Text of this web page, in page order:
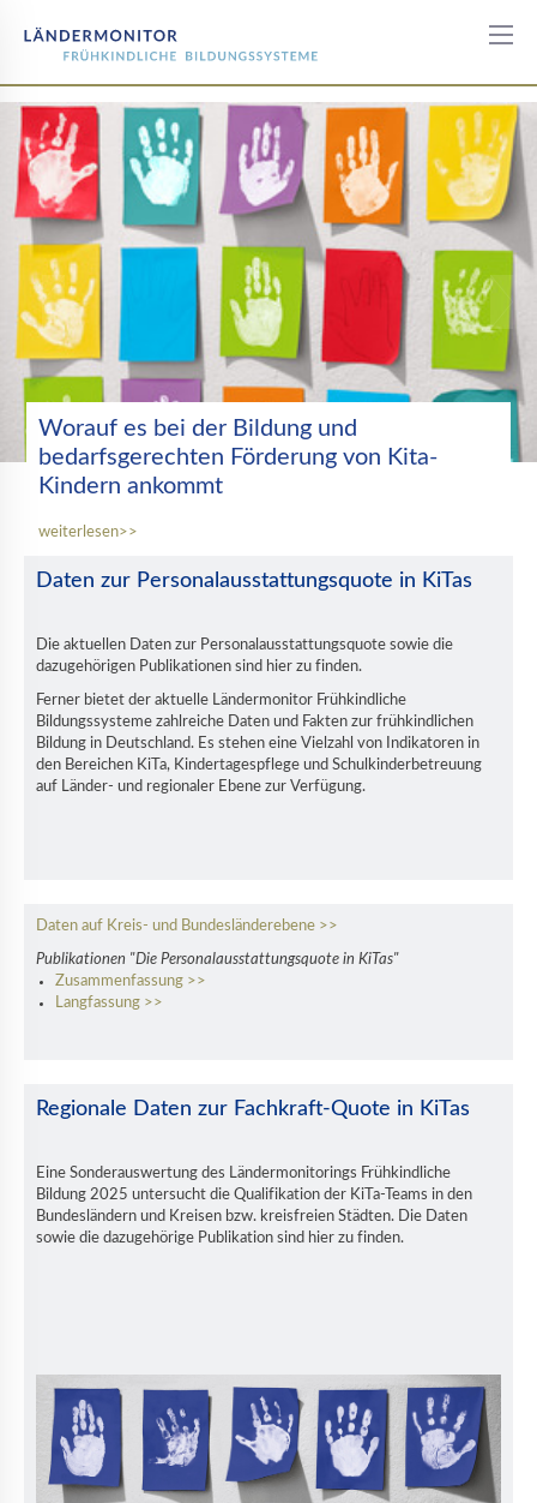
Startseite
Worauf es bei der Bildung und
bedarfsgerechten Förderung von Kita-
Kindern ankommt
weiterlesen
Daten zur Personalausstattungsquote in KiTas
Die aktuellen Daten zur Personalausstattungsquote sowie die
dazugehörigen Publikationen sind hier zu finden.
Ferner bietet der aktuelle Ländermonitor Frühkindliche
Bildungssysteme zahlreiche Daten und Fakten zur frühkindlichen
Bildung in Deutschland. Es stehen eine Vielzahl von Indikatoren in
den Bereichen KiTa, Kindertagespflege und Schulkinderbetreuung
auf Länder- und regionaler Ebene zur Verfügung.
Daten auf Kreis- und Bundesländerebene >>
Publikationen "Die Personalausstattungsquote in KiTas"
Zusammenfassung >>
Langfassung >>
Regionale Daten zur Fachkraft-Quote in KiTas
Eine Sonderauswertung des Ländermonitorings Frühkindliche
Bildung 2025 untersucht die Qualifikation der KiTa-Teams in den
Bundesländern und Kreisen bzw. kreisfreien Städten. Die Daten
sowie die dazugehörige Publikation sind hier zu finden.